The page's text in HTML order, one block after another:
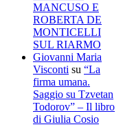
MANCUSO E
ROBERTA DE
MONTICELLI
SUL RIARMO
Giovanni Maria
Visconti su “La
firma umana.
Saggio su Tzvetan
Todorov” – Il libro
di Giulia Cosio